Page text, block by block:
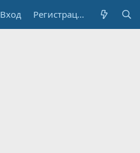
Вход Регистрация